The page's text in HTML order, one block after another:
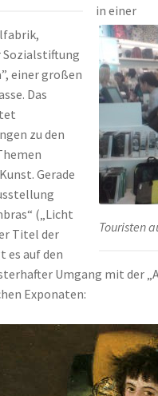
Touristen
in einer
einer großen
Das
zu den
Gerade
(„Licht
Titel der
es auf den
Umgang mit der
Exponaten: